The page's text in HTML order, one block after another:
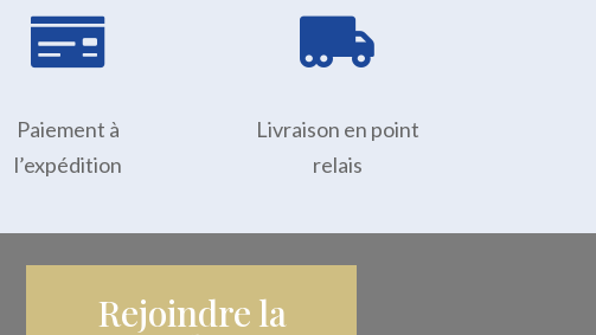

Paiement à
l’expédition

Livraison en point
relais
Rejoindre la